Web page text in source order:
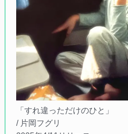
「すれ違っただけのひと」
/ 片岡フグリ